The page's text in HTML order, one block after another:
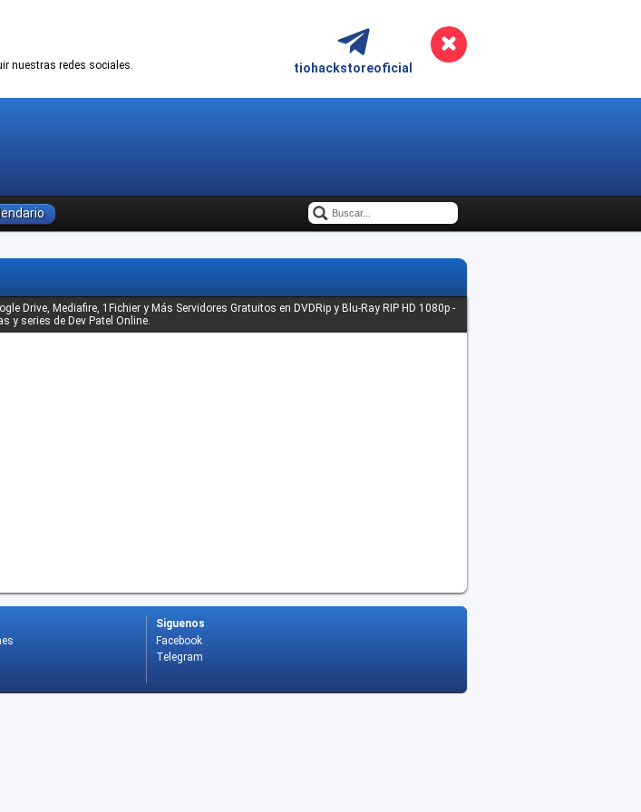
nuestras redes sociales. tiohackstoreoficial
Drive, Mediafire, 1Fichier y Más Servidores Gratuitos en DVDRip y Blu-Ray RIP HD 1080p -
y series de Dev Patel Online.
Siguenos
Facebook
Telegram